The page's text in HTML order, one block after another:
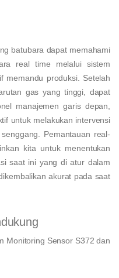
batubara dapat memahami
real time melalui sistem
memandu produksi. Setelah
gas yang tinggi, dapat
manajemen garis depan,
untuk melakukan intervensi
Pemantauan real-
kita untuk menentukan
saat ini yang di atur dalam
akurat pada saat
Monitoring Sensor S372 dan